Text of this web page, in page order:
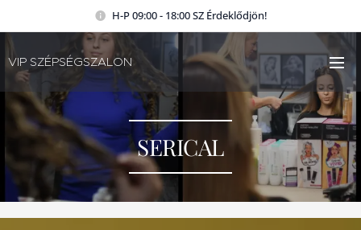
H-P 09:00 - 18:00 SZ Érdeklődjön!
VIP SZÉPSÉGSZALON
SERICAL